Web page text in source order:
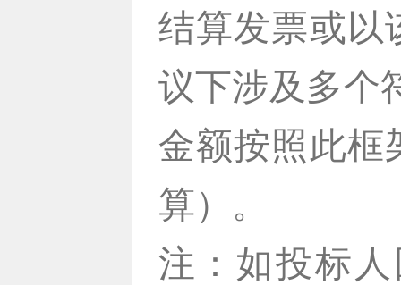
结算发票或以
议下涉及多个
金额按照此框
算）。
注：如投标